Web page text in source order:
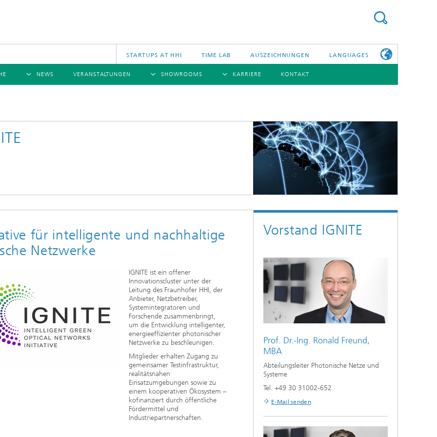
STARTUPS AT HHI TIME LAB AUSZEICHNUNGEN LANGUAGES
Hybride Integration und Sensorik
Technologie und Infrastruktur
NEWS
2022
VERANSTALTUNGEN SHOWROOMS
TECH SPACE
KARRIERE
STELLEN
INFOS ZUM
FRAUNHOFER
HHI ALS
ARBEITGEBER
KONTAKT
für intelligente und nachhaltige
Netzwerke
IGNITE ist ein offener
Innovationscluster unter der
Leitung des Fraunhofer HHI, der
Anbieter, Netzbetreiber,
Systemintegratoren und
Forschende zusammenbringt,
um die Entwicklung intelligenter,
energieeffizienter photonischer
Netzwerke zu beschleunigen.
Mitglieder erhalten Zugang zu
gemeinsamer Testinfrastruktur,
realitätsnahen
Einsatzumgebungen sowie zu
einem kooperativen Ökosystem –
kofinanziert durch öffentliche
Fördermittel und
Industriepartnerschaften.
Vorstand IGNITE
Prof. Dr.-Ing. Ronald Freund,
MBA
Abteilungsleiter Photonische Netze und
Systeme
Tel. +49 30 31002-652
E-Mail senden